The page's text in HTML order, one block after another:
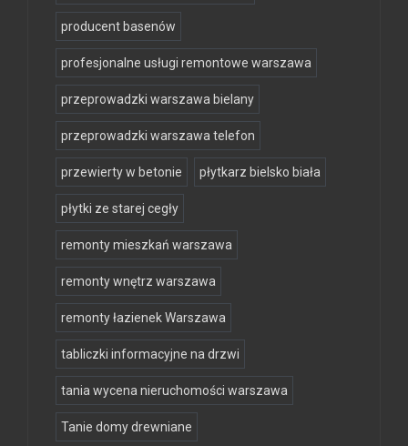
producent basenów
profesjonalne usługi remontowe warszawa
przeprowadzki warszawa bielany
przeprowadzki warszawa telefon
przewierty w betonie płytkarz bielsko biała
płytki ze starej cegły
remonty mieszkań warszawa
remonty wnętrz warszawa
remonty łazienek Warszawa
tabliczki informacyjne na drzwi
tania wycena nieruchomości warszawa
Tanie domy drewniane